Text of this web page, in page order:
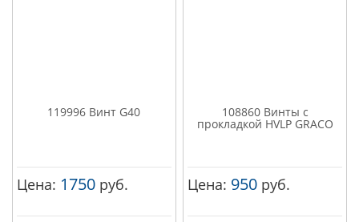
119996 Винт G40
Цена: 1750 руб.
108860 Винты с
прокладкой HVLP GRACO
Цена: 950 руб.